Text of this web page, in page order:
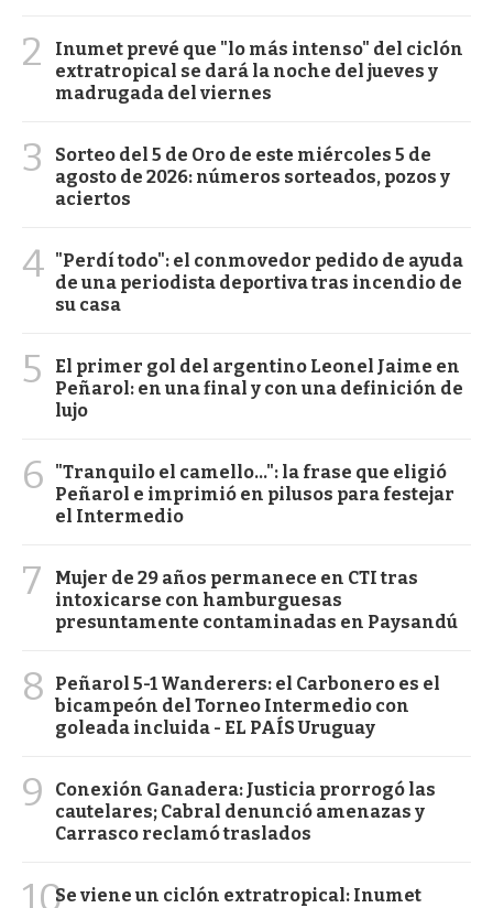
2
Inumet prevé que "lo más intenso" del ciclón
extratropical se dará la noche del jueves y
madrugada del viernes
3
Sorteo del 5 de Oro de este miércoles 5 de
agosto de 2026: números sorteados, pozos y
aciertos
4 "Perdí todo": el conmovedor pedido de ayuda
de una periodista deportiva tras incendio de
su casa
5
El primer gol del argentino Leonel Jaime en
Peñarol: en una final y con una definición de
lujo
6
"Tranquilo el camello...": la frase que eligió
Peñarol e imprimió en pilusos para festejar
el Intermedio
7
Mujer de 29 años permanece en CTI tras
intoxicarse con hamburguesas
presuntamente contaminadas en Paysandú
8
Peñarol 5-1 Wanderers: el Carbonero es el
bicampeón del Torneo Intermedio con
goleada incluida - EL PAÍS Uruguay
9
Conexión Ganadera: Justicia prorrogó las
cautelares; Cabral denunció amenazas y
Carrasco reclamó traslados
10Se viene un ciclón extratropical: Inumet